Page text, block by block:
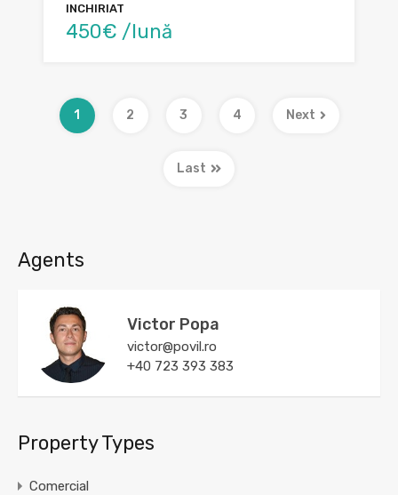
INCHIRIAT
450€ /lună
1 2 3 4 Next
Last
Agents
Victor Popa
victor@povil.ro
+40 723 393 383
Property Types
Comercial